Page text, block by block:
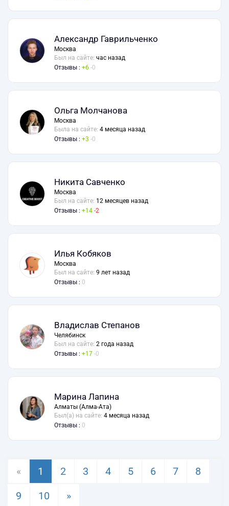
Александр Гаврильченко
Москва
Был на сайте: час назад
Отзывы :
6 0
Ольга Молчанова
Москва
Была на сайте: 4 месяца назад
Отзывы :
3 0
Никита Савченко
Москва
Был на сайте: 12 месяцев назад
Отзывы :
14 2
Илья Кобяков
Москва
Был на сайте: 9 лет назад
Отзывы : 0
Владислав Степанов
Челябинск
Был на сайте: 2 года назад
Отзывы :
17 0
Марина Лапина
Алматы (Алма-Ата)
Был(а) на сайте: 4 месяца назад
Отзывы : 0
« 1 2 3 4 5 6 7
8
9
10 »